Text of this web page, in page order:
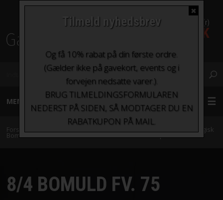
0 Vare(r)
0,00 DKK
MENU
GARN
TILBEHØR
Forside 8/4 Økologisk
Bomuld fra Karen Klarbæk»8/4 Bomuld fv. 75 Clinique
8/4 BOMULD FV. 75
✖
Tilmeld nyhedsbrev
Og få 10% rabat på din første ordre.
(Gælder ikke på gavekort, events og i
forvejen nedsatte varer.).
BRUG TILMELDINGSFORMULAREN
NEDERST PÅ SIDEN, SÅ MODTAGER DU EN
RABATKUPON PÅ MAIL.